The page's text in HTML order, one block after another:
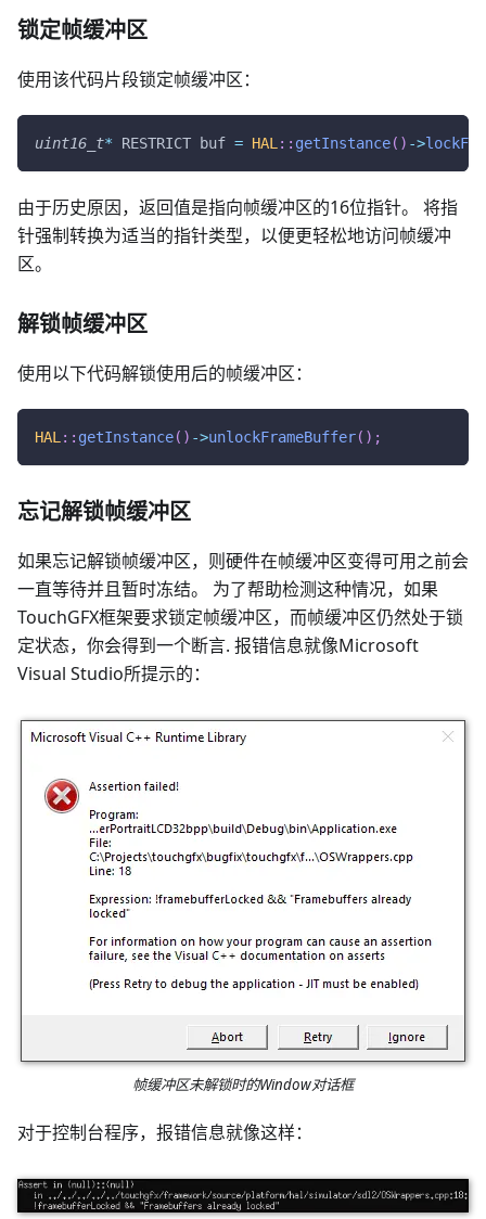
锁定帧缓冲区
使用该代码片段锁定帧缓冲区：
uint16_t* RESTRICT buf = HAL:: getInstance( ) ->
由于历史原因，返回值是指向帧缓冲区的16位指针。 将指
针强制转换为适当的指针类型，以便更轻松地访问帧缓冲
区。
解锁帧缓冲区
使用以下代码解锁使用后的帧缓冲区：
HAL:: getInstance( ) ->unlockFrameBuffer( ) ;
忘记解锁帧缓冲区
如果忘记解锁帧缓冲区，则硬件在帧缓冲区变得可用之前会
一直等待并且暂时冻结。 为了帮助检测这种情况，如果
TouchGFX框架要求锁定帧缓冲区，而帧缓冲区仍然处于锁
定状态，你会得到一个断言. 报错信息就像Microsoft
Visual Studio所提示的：
帧缓冲区未解锁时的Window对话框
对于控制台程序，报错信息就像这样：